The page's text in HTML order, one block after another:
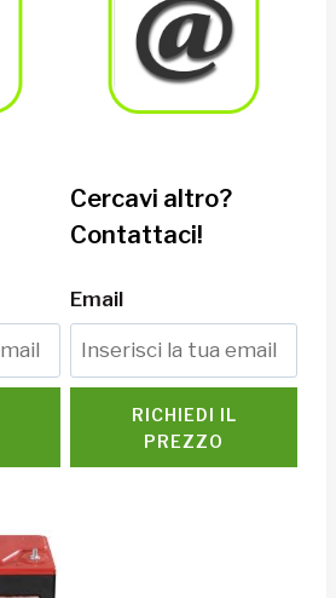
Cercavi altro?
Contattaci!
Email
RICHIEDI IL
PREZZO